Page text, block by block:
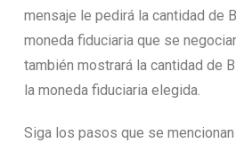
mensaje le pedirá la cantidad de
moneda fiduciaria que se
también mostrará la cantidad de
la moneda fiduciaria elegida.
Siga los pasos que se